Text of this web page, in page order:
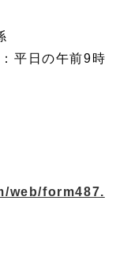
平日の午前9時
web/form487.